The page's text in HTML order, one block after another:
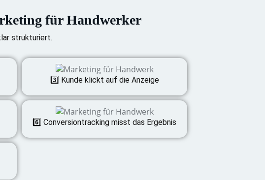
für Handwerker
strukturiert.
3️⃣ Kunde klickt auf die Anzeige
6️⃣ Conversiontracking misst das Ergebnis